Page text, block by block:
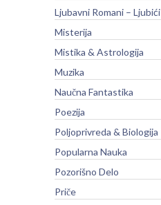
Ljubavni Romani – Ljubići
Misterija
Mistika & Astrologija
Muzika
Naučna Fantastika
Poezija
Poljoprivreda & Biologija
Popularna Nauka
Pozorišno Delo
Priče